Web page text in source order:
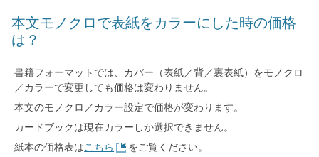
本文モノクロで表紙をカラーにした時の価格
は？
書籍フォーマットでは、カバー（表紙／背／裏表紙）をモノクロ
／カラーで変更しても価格は変わりません。
本文のモノクロ／カラー設定で価格が変わります。
カードブックは現在カラーしか選択できません。
紙本の価格表はこちら をご覧ください。